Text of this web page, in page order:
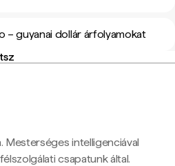
– guyanai dollár árfolyamokat
intelligenciával
csapatunk által.